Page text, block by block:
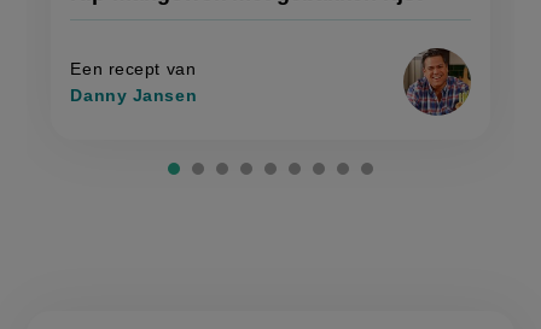
met
rijst'
Een recept van
Danny Jansen
recept
met
rijst